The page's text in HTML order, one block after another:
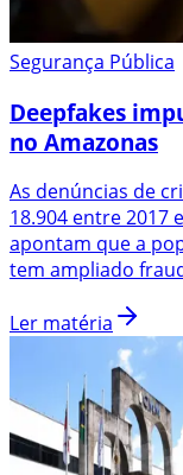
Segurança Pública
Deepfakes
no Amazonas
As denúncias de
18.904 entre 2017
apontam que a
tem ampliado
Ler matéria